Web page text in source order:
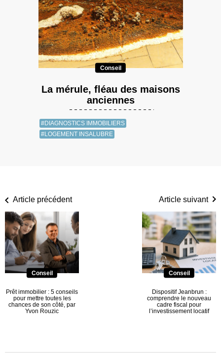
Conseil
La mérule, fléau des maisons
anciennes
#DIAGNOSTICS IMMOBILIERS
#LOGEMENT INSALUBRE
Article précédent
Conseil
Prêt immobilier : 5 conseils
pour mettre toutes les
chances de son côté, par
Yvon Rouzic
Article suivant
Conseil
Dispositif Jeanbrun :
comprendre le nouveau
cadre fiscal pour
l’investissement locatif